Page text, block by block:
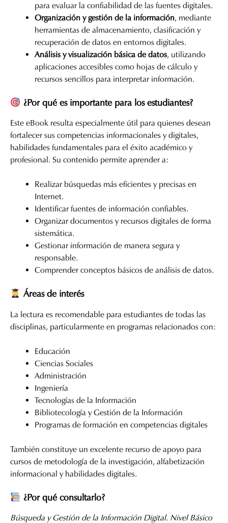
para evaluar la confiabilidad de las fuentes digitales.
Organización y gestión de la información, mediante
herramientas de almacenamiento, clasificación y
recuperación de datos en entornos digitales.
Análisis y visualización básica de datos, utilizando
aplicaciones accesibles como hojas de cálculo y
recursos sencillos para interpretar información.
¿Por qué es importante para los estudiantes?
Este eBook resulta especialmente útil para quienes desean
fortalecer sus competencias informacionales y digitales,
habilidades fundamentales para el éxito académico y
profesional. Su contenido permite aprender a:
Realizar búsquedas más eficientes y precisas en
Internet.
Identificar fuentes de información confiables.
Organizar documentos y recursos digitales de forma
sistemática.
Gestionar información de manera segura y
responsable.
Comprender conceptos básicos de análisis de datos.
Áreas de interés
La lectura es recomendable para estudiantes de todas las
disciplinas, particularmente en programas relacionados con:
Educación
Ciencias Sociales
Administración
Ingeniería
Tecnologías de la Información
Bibliotecología y Gestión de la Información
Programas de formación en competencias digitales
También constituye un excelente recurso de apoyo para
cursos de metodología de la investigación, alfabetización
informacional y habilidades digitales.
¿Por qué consultarlo?
Búsqueda y Gestión de la Información Digital. Nivel Básico